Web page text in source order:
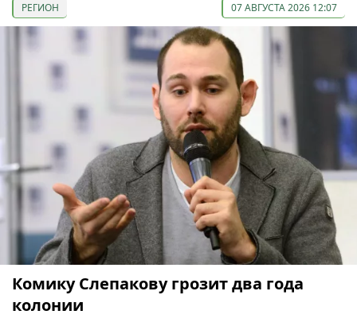
РЕГИОН 07 АВГУСТА 2026 12:07
Комику Слепакову грозит два года
колонии